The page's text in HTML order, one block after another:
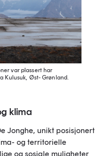
var plassert har
Kulusuk, Øst- Grønland.
klima
Jonghe, unikt posisjonert
og territorielle
og sosiale muligheter